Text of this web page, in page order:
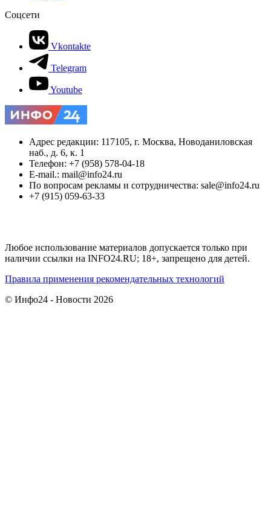
Соцсети
Vkontakte
Telegram
Youtube
Адрес редакции: 117105, г. Москва, Новоданиловская
наб., д. 6, к. 1
Телефон: +7 (958) 578-04-18
E-mail.: mail@info24.ru
По вопросам рекламы и сотрудничества: sale@info24.ru
+7 (915) 059-63-33
Любое использование материалов допускается только при
наличии ссылки на INFO24.RU; 18+, запрещено для детей.
Правила применения рекомендательных технологий
© Инфо24 - Новости 2026